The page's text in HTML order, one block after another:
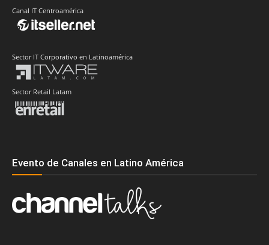
Canal IT Centroamérica
Sector IT Corporativo en Latinoamérica
Sector Retail Latam
Evento de Canales en Latino América